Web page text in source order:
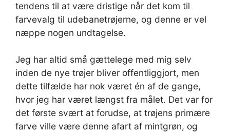
tendens til at være dristige når det kom til
farvevalg til udebanetrøjerne, og denne er vel
næppe nogen undtagelse.
Jeg har altid små gættelege med mig selv
inden de nye trøjer bliver offentliggjort, men
dette tilfælde har nok været én af de gange,
hvor jeg har været længst fra målet. Det var for
det første svært at forudse, at trøjens primære
farve ville være denne afart af mintgrøn, og